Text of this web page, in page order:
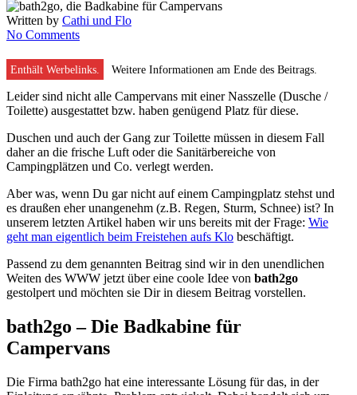
Written by Cathi und Flo
No Comments
Enthält Werbelinks. Weitere Informationen am Ende des Beitrags.
Leider sind nicht alle Campervans mit einer Nasszelle (Dusche /
Toilette) ausgestattet bzw. haben genügend Platz für diese.
Duschen und auch der Gang zur Toilette müssen in diesem Fall
daher an die frische Luft oder die Sanitärbereiche von
Campingplätzen und Co. verlegt werden.
Aber was, wenn Du gar nicht auf einem Campingplatz stehst und
es draußen eher unangenehm (z.B. Regen, Sturm, Schnee) ist? In
unserem letzten Artikel haben wir uns bereits mit der Frage: Wie
geht man eigentlich beim Freistehen aufs Klo beschäftigt.
Passend zu dem genannten Beitrag sind wir in den unendlichen
Weiten des WWW jetzt über eine coole Idee von bath2go
gestolpert und möchten sie Dir in diesem Beitrag vorstellen.
bath2go – Die Badkabine für
Campervans
Die Firma bath2go hat eine interessante Lösung für das, in der